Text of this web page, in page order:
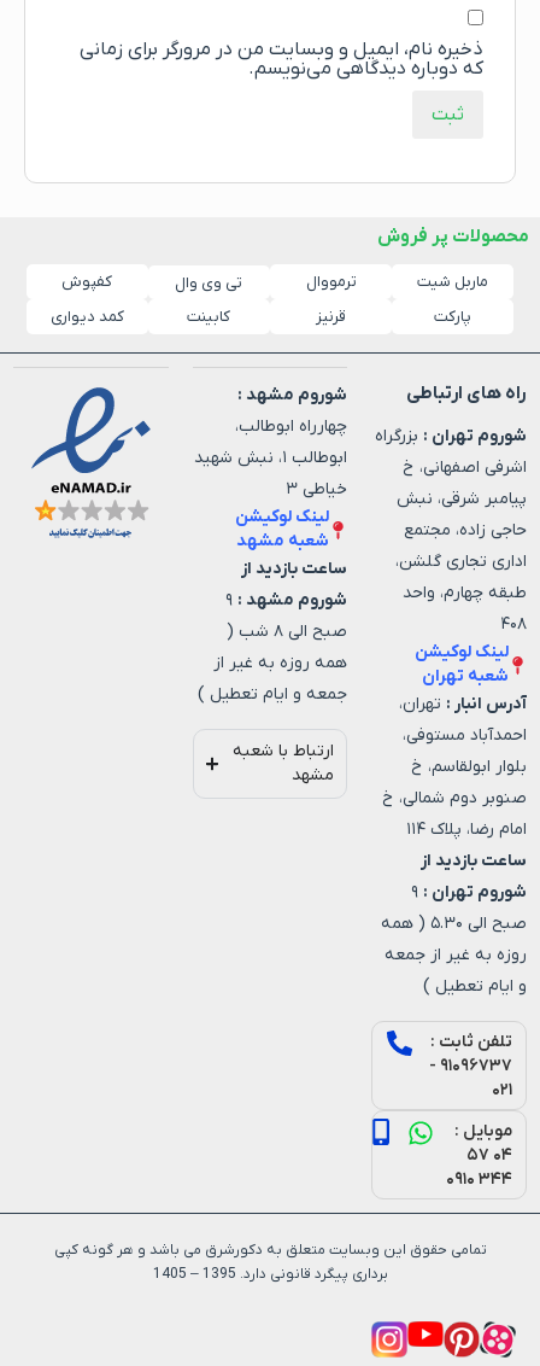
ذخیره نام، ایمیل و وبسایت من در مرورگر برای زمانی
که دوباره دیدگاهی می‌نویسم.
محصولات پر فروش
ماربل شیت ترمووال تی وی وال
کفپوش
پارکت
قرنیز کابینت کمد دیواری
راه های ارتباطی
شوروم تهران : بزرگراه
اشرفی اصفهانی، خ
پیامبر شرقی، نبش
حاجی زاده، مجتمع
اداری تجاری گلشن،
طبقه چهارم، واحد
۴۰۸
لینک لوکیشن
شعبه تهران
آدرس انبار : تهران،
احمدآباد مستوفی،
بلوار ابولقاسم، خ
صنوبر دوم شمالی، خ
امام رضا، پلاک ۱۱۴
ساعت بازدید از
شوروم تهران : ۹
صبح الی ۵.۳۰ ( همه
روزه به غیر از جمعه
و ایام تعطیل )
تلفن ثابت :
۹۱۰۹۶۷۳۷ -
۰۲۱
موبایل :
۰۴ ۵۷
۳۴۴ ۰۹۱۰
شوروم مشهد :
چهارراه ابوطالب،
ابوطالب ۱، نبش شهید
خیاطی ۳
لینک لوکیشن
شعبه مشهد
ساعت بازدید از
شوروم مشهد : ۹
صبح الی ۸ شب (
همه روزه به غیر از
جمعه و ایام تعطیل )
ارتباط با شعبه
مشهد
تمامی حقوق این وبسایت متعلق به دکورشرق می باشد و هر گونه کپی
برداری پیگرد قانونی دارد. 1395 – 1405